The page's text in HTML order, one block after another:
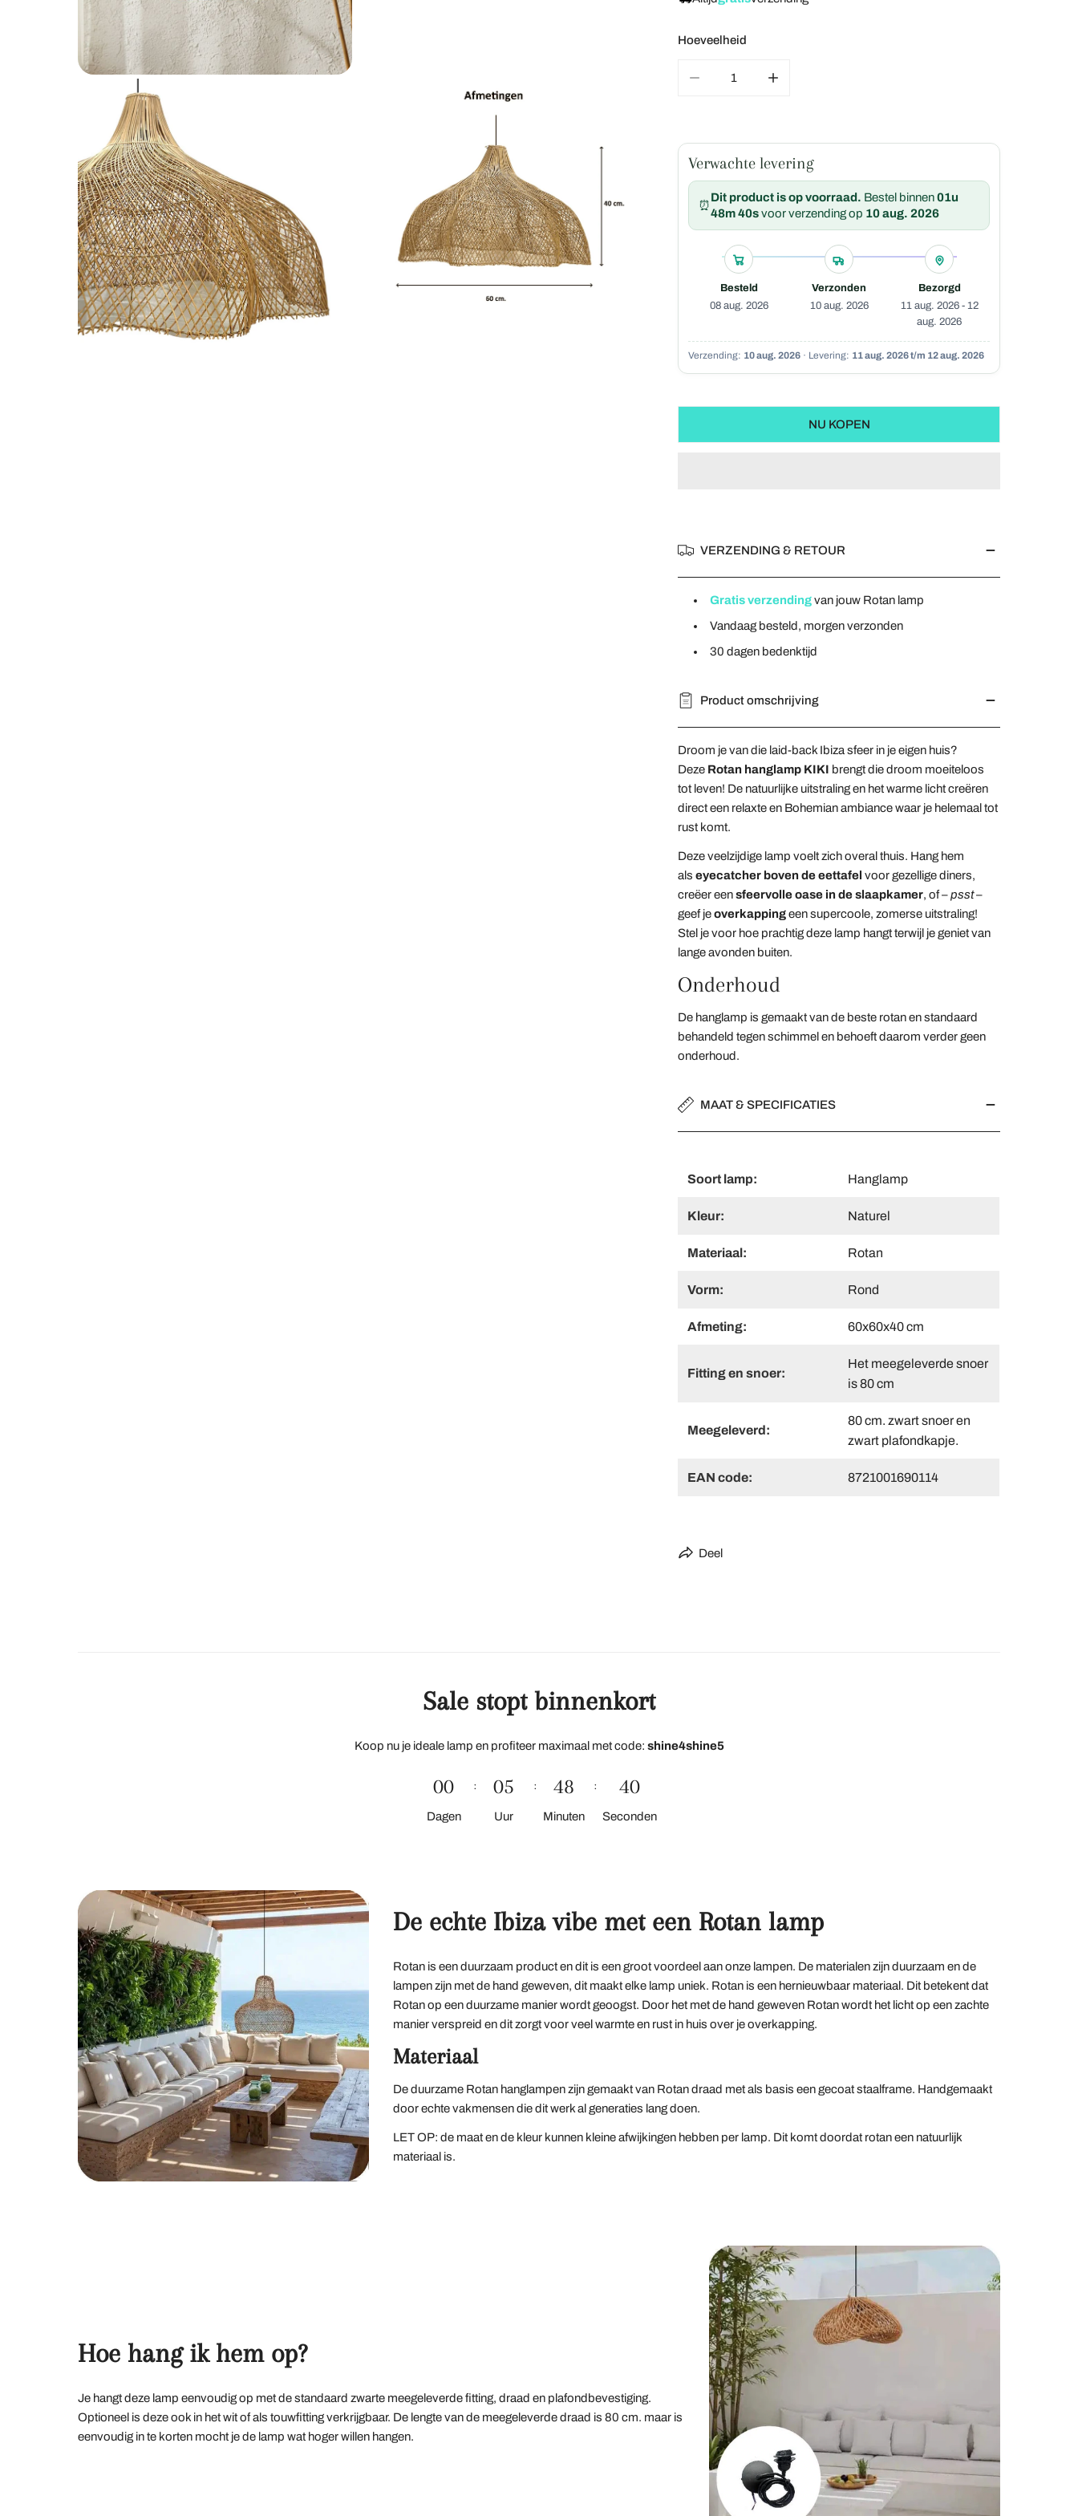
Rotan hanglamp Fela- rotan hanglamp –
Rotan hanglamp Pacha -120×32 cm-
Ronde Rotan/Bamboe hanglamp Brisa –
4shine
Kokos vloerkleed met franjes 160×230
cm – rechthoekig vloerkleed – 4shine
Hoeveelheid
Verwachte levering
⏰
Dit product is op voorraad. Bestel binnen01u
48m 39svoor verzending op 10 aug. 2026
Besteld
08 aug. 2026
Verzonden
10 aug. 2026
Bezorgd
11 aug. 2026 - 12
aug. 2026
Verzending: 10 aug. 2026 · Levering: 11 aug. 2026 t/m 12 aug. 2026
NU KOPEN
VERZENDING & RETOUR
Gratis verzendingvan jouw Rotan lamp
Vandaag besteld, morgen verzonden
30 dagen bedenktijd
Product omschrijving
Droom je van die laid-back Ibiza sfeer in je eigen huis?
Deze Rotan hanglamp KIKI brengt die droom moeiteloos
tot leven! De natuurlijke uitstraling en het warme licht creëren
direct een relaxte en Bohemian ambiance waar je helemaal tot
rust komt.
Deze veelzijdige lamp voelt zich overal thuis. Hang hem
alseyecatcher boven de eettafel voor gezellige diners,
creëer eensfeervolle oase in de slaapkamer, of –psst–
geef jeoverkappingeen supercoole, zomerse uitstraling!
Stel je voor hoe prachtig deze lamp hangt terwijl je geniet van
lange avonden buiten.
Onderhoud
De hanglamp is gemaakt van de beste rotan en standaard
behandeld tegen schimmel en behoeft daarom verder geen
onderhoud.
MAAT & SPECIFICATIES
Soort lamp: Hanglamp
Kleur: Naturel
Materiaal: Rotan
Vorm: Rond
Afmeting: 60x60x40 cm
Fitting en snoer:
Het meegeleverde snoer
is 80 cm
Meegeleverd:
80 cm. zwart snoer en
zwart plafondkapje.
EAN code: 8721001690114
Deel
Sale stopt binnenkort
Koop nu je ideale lamp en profiteer maximaal met code: shine4shine5
00
Dagen
05
Uur
48
Minuten
38
Seconden
De echte Ibiza vibe met een Rotan lamp
Rotan is een duurzaam product en dit is een groot voordeel aan onze lampen. De materialen zijn duurzaam en de
lampen zijn met de hand geweven, dit maakt elke lamp uniek. Rotan is een hernieuwbaar materiaal. Dit betekent dat
Rotan op een duurzame manier wordt geoogst. Door het met de hand geweven Rotan wordt het licht op een zachte
manier verspreid en dit zorgt voor veel warmte en rust in huis over je overkapping.
Materiaal
De duurzame Rotan hanglampen zijn gemaakt van Rotan draad met als basis een gecoat staalframe. Handgemaakt
door echte vakmensen die dit werk al generaties lang doen.
LET OP: de maat en de kleur kunnen kleine afwijkingen hebben per lamp. Dit komt doordat rotan een natuurlijk
materiaal is.
Hoe hang ik hem op?
Je hangt deze lamp eenvoudig op met de standaard zwarte meegeleverde fitting, draad en plafondbevestiging.
Optioneel is deze ook in het wit of als touwfitting verkrijgbaar. De lengte van de meegeleverde draad is 80 cm. maar is
eenvoudig in te korten mocht je de lamp wat hoger willen hangen.